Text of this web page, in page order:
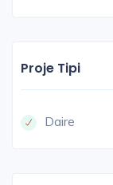
Proje Tipi
Daire